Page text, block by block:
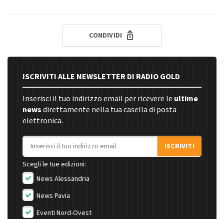
CONDIVIDI
ISCRIVITI ALLE NEWSLETTER DI RADIO GOLD
Inserisci il tuo indirizzo email per ricevere le ultime
newsdirettamente nella tua casella di posta
elettronica.
Indirizzo email
ISCRIVITI
Scegli le tue edizioni:
News Alessandria
News Pavia
Eventi Nord-Ovest